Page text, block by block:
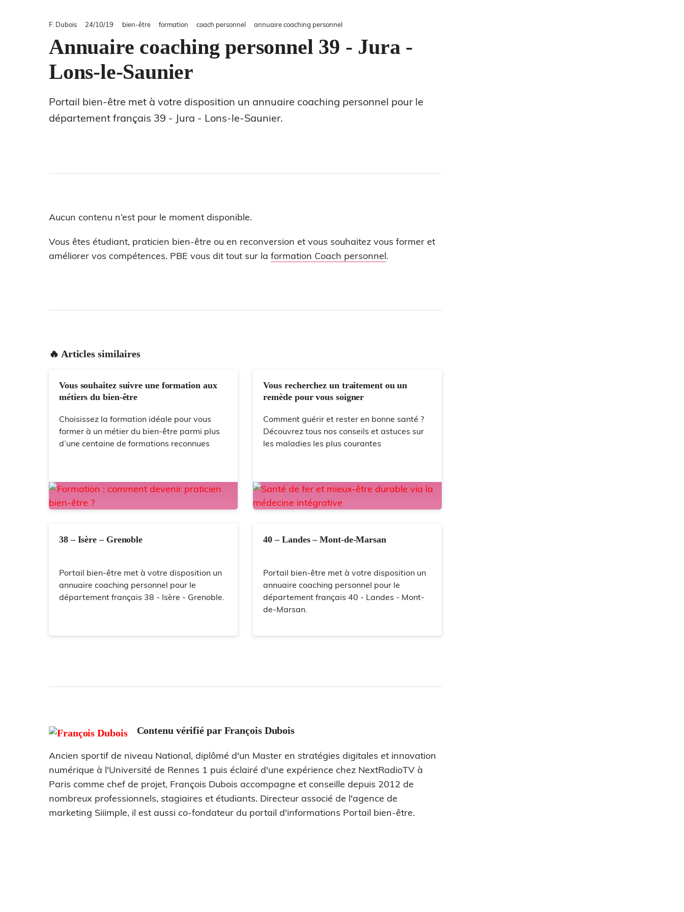
F. Dubois 24/10/19 bien-être formation coach personnel annuaire coaching personnel
Annuaire coaching personnel 39 - Jura -
Lons-le-Saunier
Portail bien-être met à votre disposition un annuaire coaching personnel pour le
département français 39 - Jura - Lons-le-Saunier.
Aucun contenu n’est pour le moment disponible.
Vous êtes étudiant, praticien bien-être ou en reconversion et vous souhaitez vous former et
améliorer vos compétences. PBE vous dit tout sur la formation Coach personnel.
🔥 Articles similaires
Vous souhaitez suivre une formation aux
métiers du bien-être
Choisissez la formation idéale pour vous
former à un métier du bien-être parmi plus
d’une centaine de formations reconnues
Vous recherchez un traitement ou un
remède pour vous soigner
Comment guérir et rester en bonne santé ?
Découvrez tous nos conseils et astuces sur
les maladies les plus courantes
38 – Isère – Grenoble
Portail bien-être met à votre disposition un
annuaire coaching personnel pour le
département français 38 - Isère - Grenoble.
40 – Landes – Mont-de-Marsan
Portail bien-être met à votre disposition un
annuaire coaching personnel pour le
département français 40 - Landes - Mont-
de-Marsan.
Contenu vérifié par François Dubois
Ancien sportif de niveau National, diplômé d'un Master en stratégies digitales et innovation
numérique à l'Université de Rennes 1 puis éclairé d'une expérience chez NextRadioTV à
Paris comme chef de projet, François Dubois accompagne et conseille depuis 2012 de
nombreux professionnels, stagiaires et étudiants. Directeur associé de l'agence de
marketing Siiimple, il est aussi co-fondateur du portail d'informations Portail bien-être.